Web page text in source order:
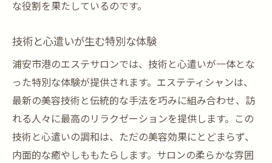
な役割を果たしているのです。
技術と心遣いが生む特別な体験
浦安市港のエステサロンでは、技術と心遣いが一体とな
った特別な体験が提供されます。エステティシャンは、
最新の美容技術と伝統的な手法を巧みに組み合わせ、訪
れる人々に最高のリラクゼーションを提供します。この
技術と心遣いの調和は、ただの美容効果にとどまらず、
内面的な癒やしももたらします。サロンの柔らかな雰囲